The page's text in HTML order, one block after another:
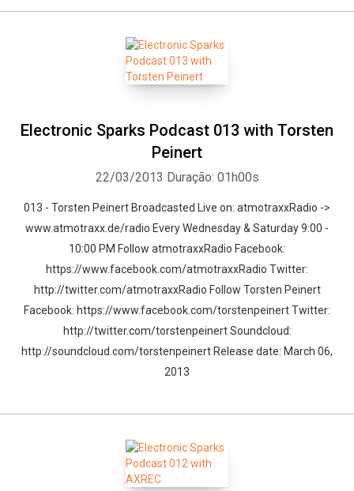
Electronic Sparks Podcast 013 with Torsten
Peinert
22/03/2013 Duração: 01h00s
013 - Torsten Peinert Broadcasted Live on: atmotraxxRadio ->
www.atmotraxx.de/radio Every Wednesday & Saturday 9:00 -
10:00 PM Follow atmotraxxRadio Facebook:
https://www.facebook.com/atmotraxxRadio Twitter:
http://twitter.com/atmotraxxRadio Follow Torsten Peinert
Facebook: https://www.facebook.com/torstenpeinert Twitter:
http://twitter.com/torstenpeinert Soundcloud:
http://soundcloud.com/torstenpeinert Release date: March 06,
2013